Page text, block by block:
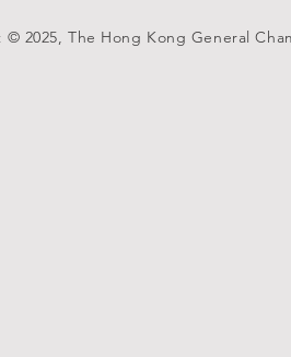
2025, The Hong Kong General